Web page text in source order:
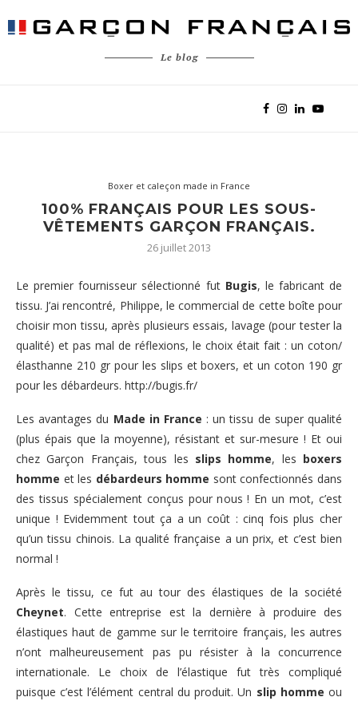
Le blog
Boxer et caleçon made in France
100% FRANÇAIS POUR LES SOUS-
VÊTEMENTS GARÇON FRANÇAIS.
26 juillet 2013
Le premier fournisseur sélectionné fut Bugis, le fabricant de
tissu. J’ai rencontré, Philippe, le commercial de cette boîte pour
choisir mon tissu, après plusieurs essais, lavage (pour tester la
qualité) et pas mal de réflexions, le choix était fait : un coton/
élasthanne 210 gr pour les slips et boxers, et un coton 190 gr
pour les débardeurs. http://bugis.fr/
Les avantages du Made in France : un tissu de super qualité
(plus épais que la moyenne), résistant et sur-mesure ! Et oui
chez Garçon Français, tous les slips homme, les boxers
homme et les débardeurs homme sont confectionnés dans
des tissus spécialement conçus pour nous ! En un mot, c’est
unique ! Evidemment tout ça a un coût : cinq fois plus cher
qu’un tissu chinois. La qualité française a un prix, et c’est bien
normal !
Après le tissu, ce fut au tour des élastiques de la société
Cheynet. Cette entreprise est la dernière à produire des
élastiques haut de gamme sur le territoire français, les autres
n’ont malheureusement pas pu résister à la concurrence
internationale. Le choix de l’élastique fut très compliqué
puisque c’est l’élément central du produit. Un slip homme ou